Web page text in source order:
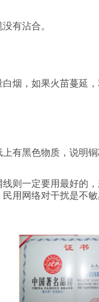
有沾合。
烟，如果火苗蔓延
有黑色物质，说明铜
则一定要用最好的
用网络对干扰是不